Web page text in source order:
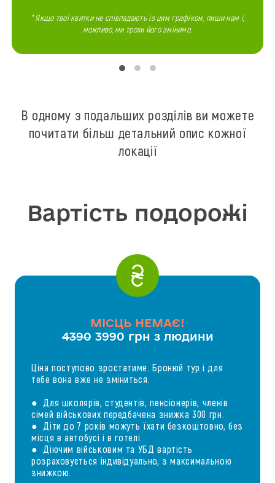
* Якщо твої квитки не співпадають із цим графіком, пиши нам і,
можливо, ми трохи його змінимо.
В одному з подальших розділів ви можете
почитати більш детальний опис кожної
локації
Вартість подорожі
МІСЦЬ НЕМАЄ!
43903990 грн з людини
Ціна поступово зростатиме. Бронюй тур і для
тебе вона вже не зміниться.
● Для школярів, студентів, пенсіонерів, членів
сімей військових передбачена знижка 300 грн.
● Діти до 7 років можуть їхати безкоштовно, без
місця в автобусі і в готелі.
● Діючим військовим та УБД вартість
розраховується індивідуально, з максимальною
знижкою.